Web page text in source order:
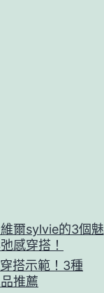
爾sylvie的3個魅
感穿搭！
搭示範！3種
推薦